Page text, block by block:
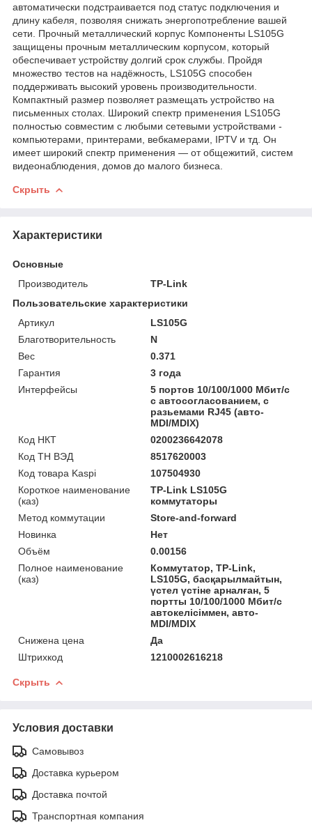
автоматически подстраивается под статус подключения и
длину кабеля, позволяя снижать энергопотребление вашей
сети. Прочный металлический корпус Компоненты LS105G
защищены прочным металлическим корпусом, который
обеспечивает устройству долгий срок службы. Пройдя
множество тестов на надёжность, LS105G способен
поддерживать высокий уровень производительности.
Компактный размер позволяет размещать устройство на
письменных столах. Широкий спектр применения LS105G
полностью совместим с любыми сетевыми устройствами -
компьютерами, принтерами, вебкамерами, IPTV и тд. Он
имеет широкий спектр применения — от общежитий, систем
видеонаблюдения, домов до малого бизнеса.
Скрыть
Характеристики
Основные
Производитель
TP-Link
Пользовательские характеристики
Артикул
LS105G
Благотворительность
N
Вес
0.371
Гарантия
3 года
Интерфейсы
5 портов 10/100/1000 Мбит/с
с автосогласованием, с
разьемами RJ45 (авто-
MDI/MDIX)
Код НКТ
0200236642078
Код ТН ВЭД
8517620003
Код товара Kaspi
107504930
Короткое наименование
(каз)
TP-Link LS105G
коммутаторы
Метод коммутации
Store-and-forward
Новинка
Нет
Объём
0.00156
Полное наименование
(каз)
Коммутатор, TP-Link,
LS105G, басқарылмайтын,
үстел үстіне арналған, 5
портты 10/100/1000 Мбит/с
автокелісіммен, авто-
MDI/MDIX
Снижена цена
Да
Штрихкод
1210002616218
Скрыть
Условия доставки
Самовывоз
Доставка курьером
Доставка почтой
Транспортная компания